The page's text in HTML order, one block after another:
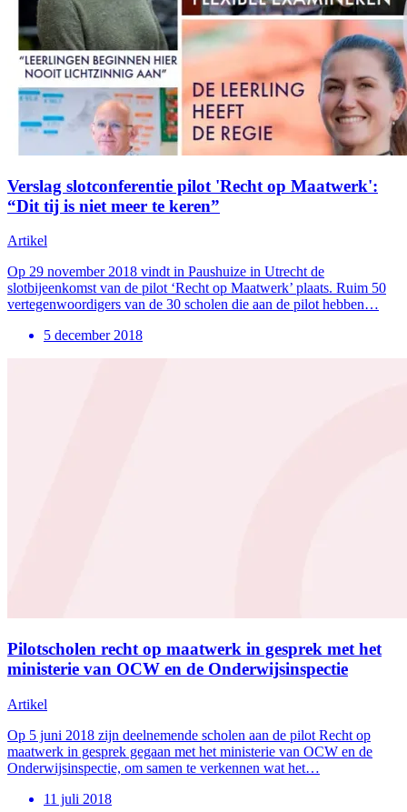
Verslag slotconferentie pilot 'Recht op Maatwerk':
“Dit tij is niet meer te keren”
Artikel
Op 29 november 2018 vindt in Paushuize in Utrecht de
slotbijeenkomst van de pilot ‘Recht op Maatwerk’ plaats. Ruim 50
vertegenwoordigers van de 30 scholen die aan de pilot hebben…
5 december 2018
Pilotscholen recht op maatwerk in gesprek met het
ministerie van OCW en de Onderwijsinspectie
Artikel
Op 5 juni 2018 zijn deelnemende scholen aan de pilot Recht op
maatwerk in gesprek gegaan met het ministerie van OCW en de
Onderwijsinspectie, om samen te verkennen wat het…
11 juli 2018